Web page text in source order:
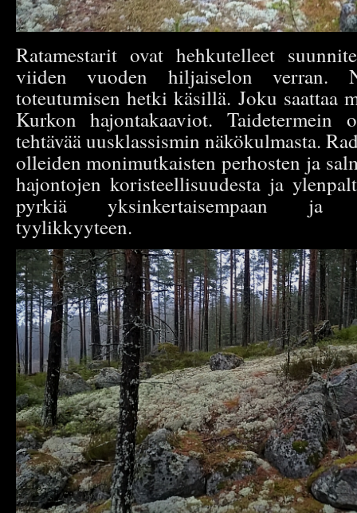
Ratamestarit ovat hehkutelleet
viiden vuoden hiljaiselon verran.
toteutumisen hetki käsillä. Joku saattaa
Kurkon hajontakaaviot. Taidetermein
tehtävää uusklassismin näkökulmasta.
olleiden monimutkaisten perhosten ja
hajontojen koristeellisuudesta ja
pyrkiä yksinkertaisempaan ja
tyylikkyyteen.